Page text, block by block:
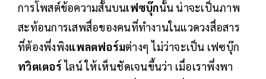
การโพสต์ข้อความสั้นบนเฟซบุ๊กนั้น น่าจะเป็นภาพ
สะท้อนการเสพสื่อของคนที่ทำงานในแวดวงสื่อสาร
ที่ต้องพึ่งพิงแพลตฟอร์มต่างๆ ไม่ว่าจะเป็น เฟซบุ๊ก
ทวิตเตอร์ ไลน์ ให้เห็นชัดเจนขึ้นว่า เมื่อเราพึ่งพา